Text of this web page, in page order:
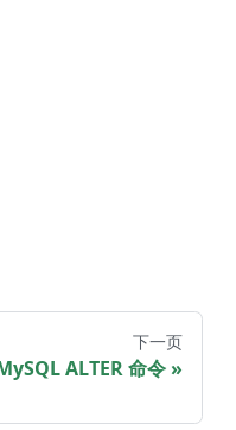
下一页
ALTER 命令